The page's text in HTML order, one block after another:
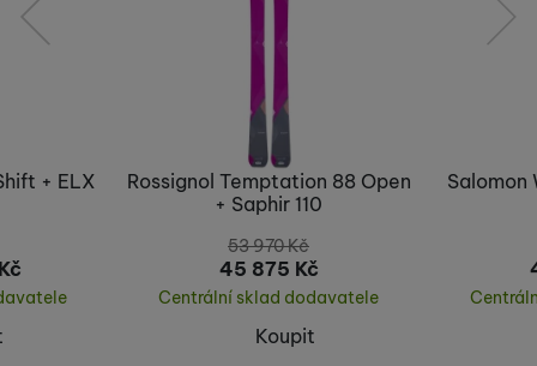
Rossignol Temptation 88 Open
+ Saphir 110
53 970Kč
45 875 Kč
Centrální sklad dodavatele
Koupit
Salomon
+ ELX